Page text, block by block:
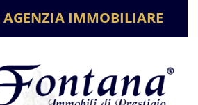
AGENZIA IMMOBILIARE